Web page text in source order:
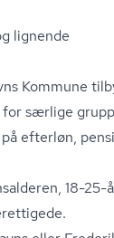
lignende
Kommune
for særlige
efterløn,
18-